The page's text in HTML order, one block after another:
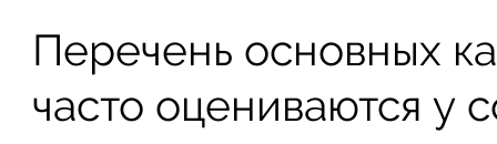
Перечень основных
часто оцениваются у